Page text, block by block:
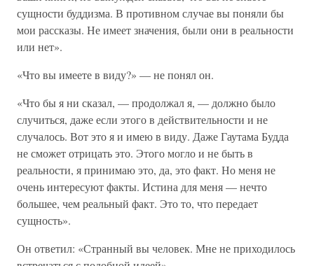
сущности буддизма. В противном случае вы поняли бы
мои рассказы. Не имеет значения, были они в реальности
или нет».
«Что вы имеете в виду?» — не понял он.
«Что бы я ни сказал, — продолжал я, — должно было
случиться, даже если этого в действительности и не
случалось. Вот это я и имею в виду. Даже Гаутама Будда
не сможет отрицать это. Этого могло и не быть в
реальности, я принимаю это, да, это факт. Но меня не
очень интересуют факты. Истина для меня — нечто
большее, чем реальный факт. Это то, что передает
сущность».
Он ответил: «Странный вы человек. Мне не приходилось